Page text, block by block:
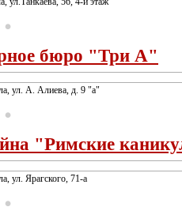
бюро "Три А"
ул. А. Алиева, д. 9 "а"
"Римские
ул. Ярагского, 71-а